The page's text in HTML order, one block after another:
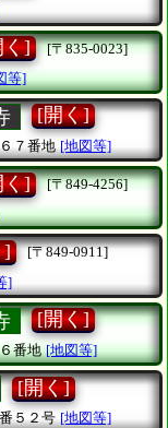
く]
[〒835-0023]
等]
[開く]
７番地 [地図等]
く]
[〒849-4256]
]
[〒849-0911]
]
[開く]
番地 [地図等]
[開く]
５２号 [地図等]